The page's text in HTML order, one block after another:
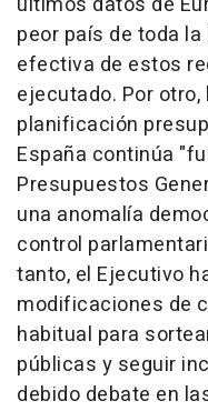
peor país de toda
efectiva de estos
ejecutado. Por
planificación
España continúa
Presupuestos
una anomalía
control
tanto, el Ejecutivo
modificaciones de
habitual para
públicas y seguir
debido debate en